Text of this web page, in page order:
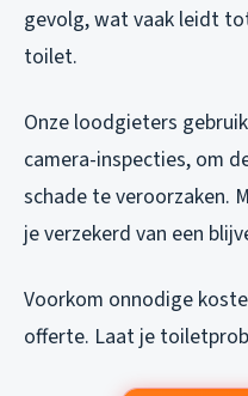
gevolg, wat vaak leidt
toilet.
Onze loodgieters
camera-inspecties, om
schade te veroorzaken.
je verzekerd van een
Voorkom onnodige
offerte. Laat je